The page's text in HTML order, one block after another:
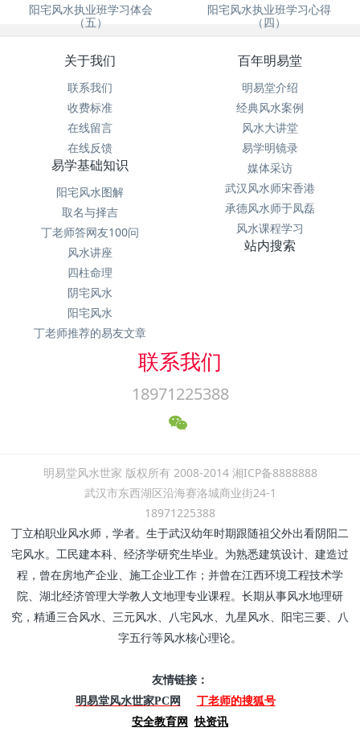
阳宅风水执业班学习体会
（五）
阳宅风水执业班学习心得
（四）
关于我们
联系我们
收费标准
在线留言
在线反馈
百年明易堂
明易堂介绍
经典风水案例
风水大讲堂
易学明镜录
媒体采访
武汉风水师宋香港
承德风水师于凤磊
风水课程学习
易学基础知识
阳宅风水图解
取名与择吉
丁老师答网友100问
风水讲座
四柱命理
阴宅风水
阳宅风水
丁老师推荐的易友文章
站内搜索
联系我们
18971225388
明易堂风水世家 版权所有 2008-2014 湘ICP备8888888
武汉市东西湖区沿海赛洛城商业街24-1
18971225388
丁立柏职业风水师，学者。生于武汉幼年时期跟随祖父外出看阴阳二
宅风水。工民建本科、经济学研究生毕业。为熟悉建筑设计、建造过
程，曾在房地产企业、施工企业工作；并曾在江西环境工程技术学
院、湖北经济管理大学教人文地理专业课程。长期从事风水地理研
究，精通三合风水、三元风水、八宅风水、九星风水、阳宅三要、八
字五行等风水核心理论。
友情链接：
明易堂风水世家PC网
丁老师的搜狐号
安全教育网 快资讯